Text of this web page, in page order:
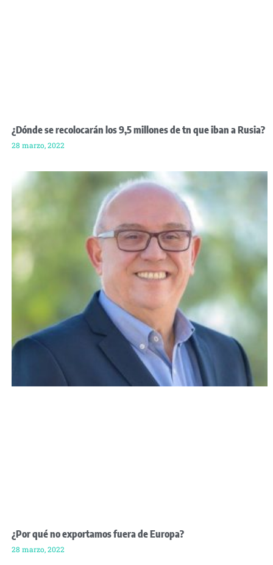
¿Dónde se recolocarán los 9,5 millones de tn que iban a Rusia?
28 marzo, 2022
¿Por qué no exportamos fuera de Europa?
28 marzo, 2022